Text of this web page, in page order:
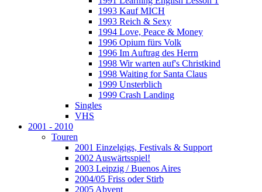
1993 Kauf MICH
1993 Reich & Sexy
1994 Love, Peace & Money
1996 Opium fürs Volk
1996 Im Auftrag des Herrn
1998 Wir warten auf's Christkind
1998 Waiting for Santa Claus
1999 Unsterblich
1999 Crash Landing
Singles
VHS
2001 - 2010
Touren
2001 Einzelgigs, Festivals & Support
2002 Auswärtsspiel!
2003 Leipzig / Buenos Aires
2004/05 Friss oder Stirb
2005 Abvent